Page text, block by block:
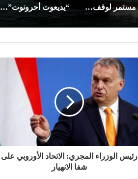
خرق مستمر لوقف إطلاق النار في غزة: الاحتلال يواصل تجريف الأراضي وعمليات التوسع “يديعوت أحرونوت”:تراجع مخزون “باتريوت” يهدد قدرة واشنطن على خوض الحرب مع إيران
رئيس الوزراء المجري: الاتحاد الأوروبي على
شفا الانهيار